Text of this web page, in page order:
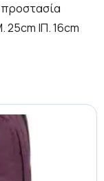
προστασία
25cm |Π. 16cm